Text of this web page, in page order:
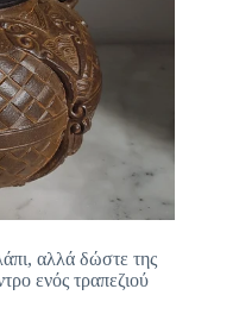
αλλά δώστε της
ενός τραπεζιού